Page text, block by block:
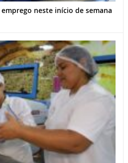
neste início de semana